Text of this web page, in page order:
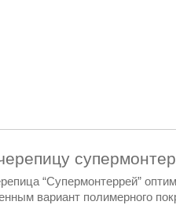
“Супермонтеррей”
вариант полимерного